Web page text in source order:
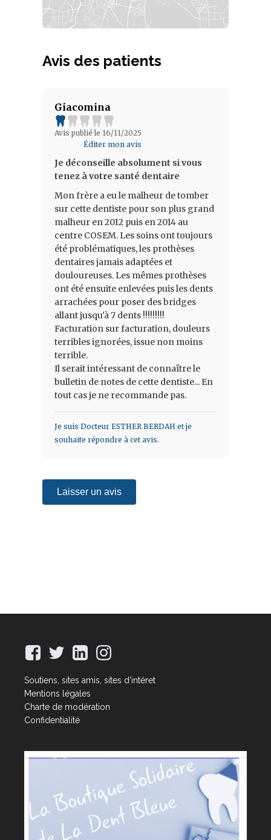
Avis des patients
Giacomina
Avis publié le 16/11/2025
Éditer mon avis
Je déconseille absolument si vous
tenez à votre santé dentaire
Mon frère a eu le malheur de tomber
sur cette dentiste pour son plus grand
malheur en 2012 puis en 2014 au
centre COSEM. Les soins ont toujours
été problématiques, les prothèses
dentaires jamais adaptées et
douloureuses. Les mêmes prothèses
ont été ensuite enlevées puis les dents
arrachées pour poser des bridges
allant jusqu'à 7 dents !!!!!!!!!
Facturation sur facturation, douleurs
terribles ignorées, issue non moins
terrible.
Il serait intéressant de connaître le
bulletin de notes de cette dentiste... En
tout cas je ne recommande pas.
Je suis Docteur ESTHER BERDAH et je
souhaite répondre à cet avis.
Laisser un avis
Soutiens, sites amis, sites d'intéret
Mentions légales
Charte de modération
Confidentialité